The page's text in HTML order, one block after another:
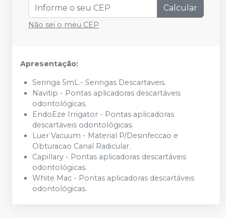
Calcular
Não sei o meu CEP
Apresentação:
Seringa 5mL.- Seringas Descartaveis.
Navitip - Pontas aplicadoras descartáveis
odontológicas.
EndoEze Irrigator - Pontas aplicadoras
descartáveis odontológicas.
Luer Vacuum - Material P/Desinfeccao e
Obturacao Canal Radicular.
Capillary - Pontas aplicadoras descartáveis
odontológicas.
White Mac - Pontas aplicadoras descartáveis
odontológicas.